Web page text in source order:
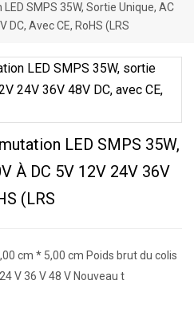
SMPS 35W, Sortie Unique, AC
DC, Avec CE, RoHS (LRS
LED SMPS 35W,
À DC 5V 12V 24V 36V
(LRS
cm * 5,00 cm Poids brut du colis
V 36 V 48 V Nouveau t